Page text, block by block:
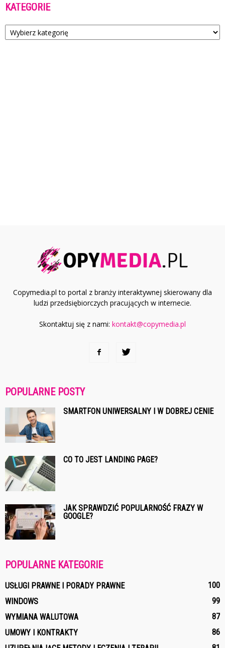
KATEGORIE
Kategorie
Copymedia.pl to portal z branży interaktywnej skierowany dla
ludzi przedsiębiorczych pracujących w internecie.
Skontaktuj się z nami: kontakt@copymedia.pl
POPULARNE POSTY
SMARTFON UNIWERSALNY I W DOBREJ CENIE
CO TO JEST LANDING PAGE?
JAK SPRAWDZIĆ POPULARNOŚĆ FRAZY W
GOOGLE?
POPULARNE KATEGORIE
USŁUGI PRAWNE I PORADY PRAWNE
100
WINDOWS
99
WYMIANA WALUTOWA
87
UMOWY I KONTRAKTY
86